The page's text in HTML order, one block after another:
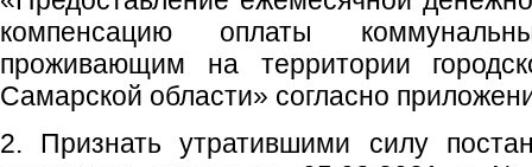
компенсацию оплаты
проживающим на территории
Самарской области» согласно
2. Признать утратившими силу